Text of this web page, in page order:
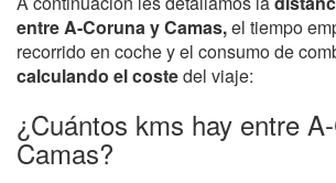
entre A-Coruna y Camas,el tiempo
recorrido en coche y el consumo de
calculando el costedel viaje:
¿Cuántos kms hay entre
Camas?